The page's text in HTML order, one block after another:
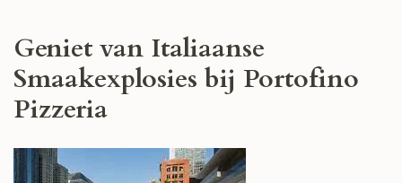
Geniet van Italiaanse
Smaakexplosies bij Portofino
Pizzeria